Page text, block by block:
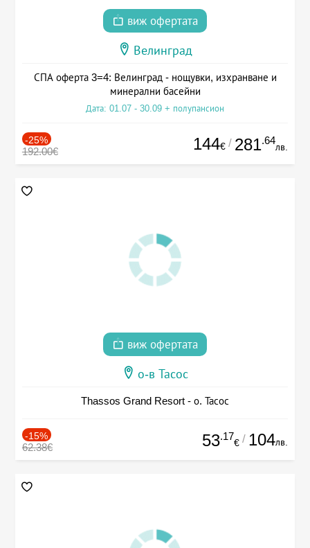
виж офертата
Велинград
СПА оферта 3=4: Велинград - нощувки, изхранване и
минерални басейни
Дата: 01.07 - 30.09 + полупансион
-25%
192.00€ 144€ / 281.64
лв.
виж офертата
о-в Тасос
Thassos Grand Resort - о. Тасос
-15%
62.38€ 53.17
€ / 104лв.